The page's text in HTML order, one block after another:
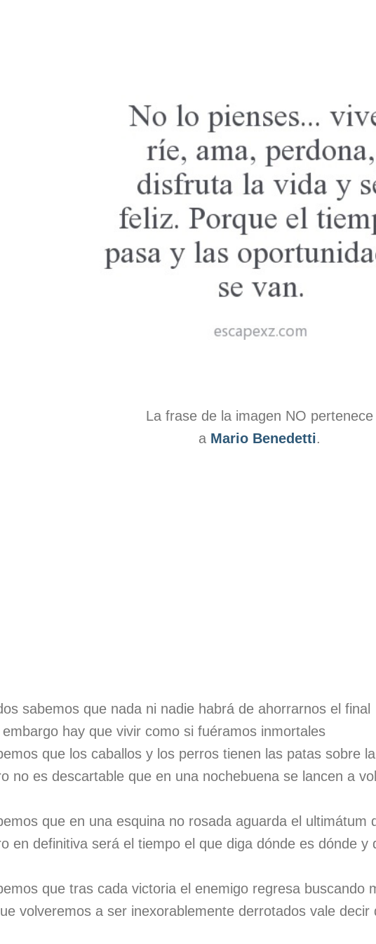
La frase de la imagen NO pertenece
a Mario Benedetti.
sabemos que nada ni nadie habrá de ahorrarnos el final
embargo hay que vivir como si fuéramos inmortales
que los caballos y los perros tienen las patas sobre
no es descartable que en una nochebuena se lancen a
que en una esquina no rosada aguarda el ultimátum
en definitiva será el tiempo el que diga dónde es dónde y
que tras cada victoria el enemigo regresa buscando
volveremos a ser inexorablemente derrotados vale decir